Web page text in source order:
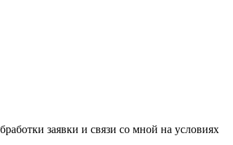
заявки и связи со мной на условиях